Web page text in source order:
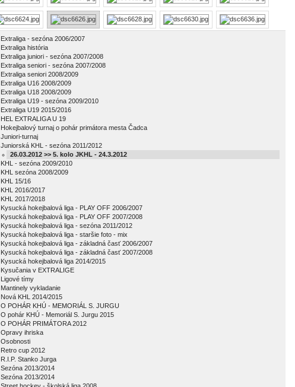
Extraliga - sezóna 2006/2007
Extraliga história
Extraliga juniori - sezóna 2007/2008
Extraliga seniori - sezóna 2007/2008
Extraliga seniori 2008/2009
Extraliga U16 2008/2009
Extraliga U18 2008/2009
Extraliga U19 - sezóna 2009/2010
Extraliga U19 2015/2016
HEL EXTRALIGA U 19
Hokejbalový turnaj o pohár primátora mesta Čadca
Juniori-turnaj
Juniorská KHL - sezóna 2011/2012
26.03.2012 >> 5. kolo JKHL - 24.3.2012
KHL - sezóna 2009/2010
KHL sezóna 2008/2009
KHL 15/16
KHL 2016/2017
KHL 2017/2018
Kysucká hokejbalová liga - PLAY OFF 2006/2007
Kysucká hokejbalová liga - PLAY OFF 2007/2008
Kysucká hokejbalová liga - sezóna 2011/2012
Kysucká hokejbalová liga - staršie foto - mix
Kysucká hokejbalová liga - základná časť 2006/2007
Kysucká hokejbalová liga - základná časť 2007/2008
Kysucká hokejbalová liga 2014/2015
Kysučania v EXTRALIGE
Ligové tímy
Mantinely vykladanie
Nová KHL 2014/2015
O POHÁR KHÚ - MEMORIÁL S. JURGU
O pohár KHÚ - Memoriál S. Jurgu 2015
O POHÁR PRIMÁTORA 2012
Opravy ihriska
Osobnosti
Retro cup 2012
R.I.P. Stanko Jurga
Sezóna 2013/2014
Sezóna 2013/2014